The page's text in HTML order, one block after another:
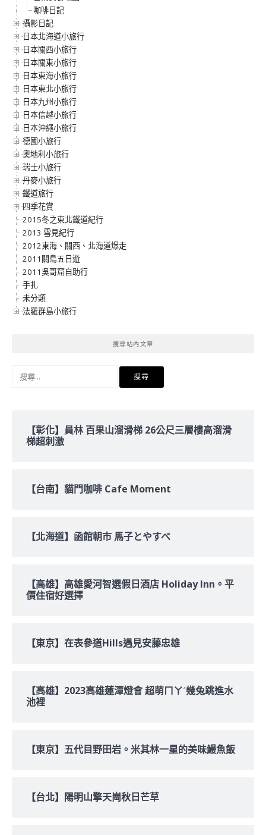
咖啡日記
攝影日記
日本北海道小旅行
日本關西小旅行
日本關東小旅行
日本東海小旅行
日本東北小旅行
日本九州小旅行
日本信越小旅行
日本沖繩小旅行
德國小旅行
奧地利小旅行
瑞士小旅行
丹麥小旅行
鐵道旅行
四季花賞
2015冬之東北鐵道紀行
2013 雪見紀行
2012東海、關西、北海道爆走
2011關島五日遊
2011吳哥窟自助行
手扎
未分類
法羅群島小旅行
搜尋站內文章
【彰化】員林 百果山溜滑梯 26公尺三層樓高溜滑
梯超刺激
【台南】貓門咖啡 Cafe Moment
【北海道】函館朝市 馬子とやすべ
【高雄】高雄愛河智選假日酒店 Holiday Inn。平
價住宿好選擇
【東京】在表參道Hills遇見安藤忠雄
【高雄】2023高雄蓮潭燈會 超萌ㄇㄚˊ幾兔跳進水
池裡
【東京】五代目野田岩。米其林一星的美味鰻魚飯
【台北】陽明山擎天崗秋日芒草